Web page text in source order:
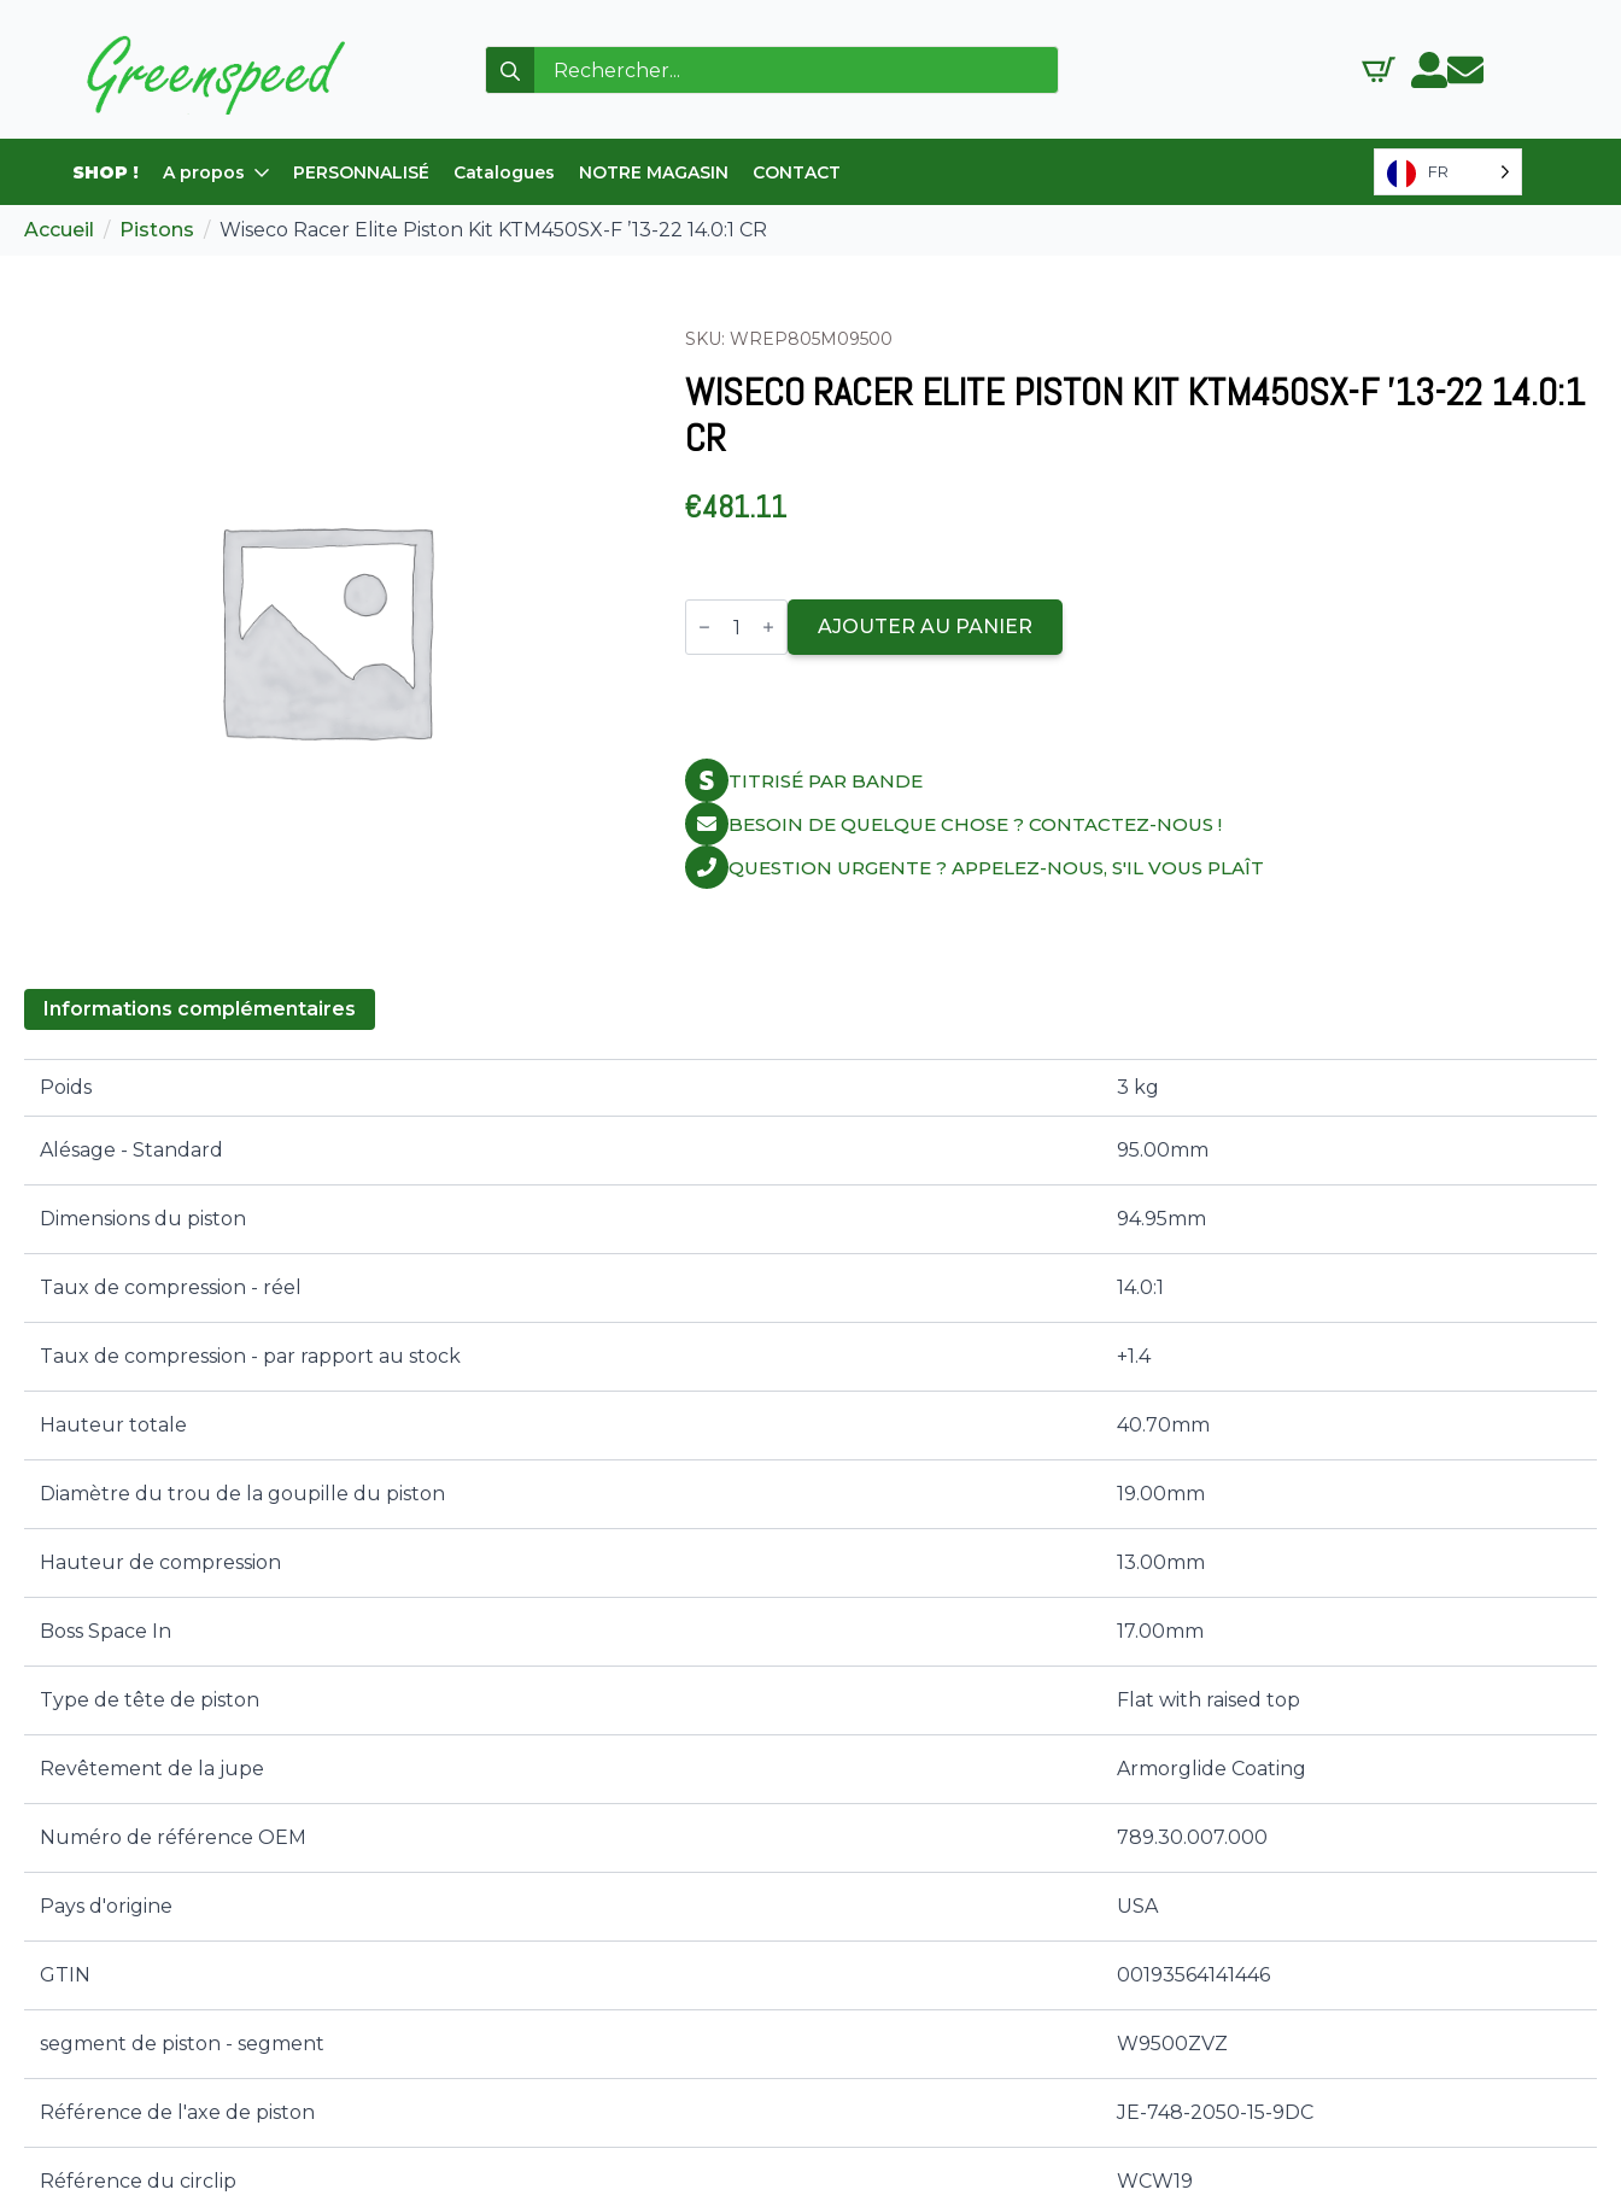
Recherche
de
SHOP ! A propos PERSONNALISÉ Catalogues NOTRE MAGASIN CONTACT FR
Accueil Pistons Wiseco Racer Elite Piston Kit KTM450SX-F ’13-22 14.0:1 CR
SKU: WREP805M09500
WISECO RACER ELITE PISTON KIT KTM450SX-F ’13-22 14.0:1
CR
€481.11
Wiseco
Racer
22
14.0:1
CR
quantity
AJOUTER AU PANIER
TITRISÉ PAR BANDE
BESOIN DE QUELQUE CHOSE ? CONTACTEZ-NOUS !
QUESTION URGENTE ? APPELEZ-NOUS, S'IL VOUS PLAÎT
Informations complémentaires
Poids 3 kg
Alésage - Standard 95.00mm
Dimensions du piston 94.95mm
Taux de compression - réel 14.0:1
Taux de compression - par rapport au stock +1.4
Hauteur totale 40.70mm
Diamètre du trou de la goupille du piston 19.00mm
Hauteur de compression 13.00mm
Boss Space In 17.00mm
Type de tête de piston Flat with raised top
Revêtement de la jupe Armorglide Coating
Numéro de référence OEM 789.30.007.000
Pays d'origine USA
GTIN 00193564141446
segment de piston - segment W9500ZVZ
Référence de l'axe de piston JE-748-2050-15-9DC
Référence du circlip WCW19